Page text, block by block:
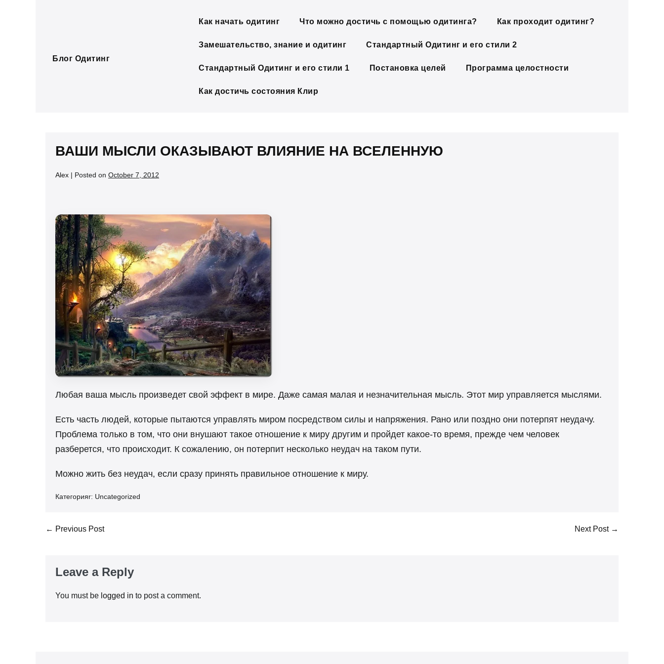
Блог Одитинг
Как начать одитинг Что можно достичь с помощью одитинга? Как проходит одитинг?
Замешательство, знание и одитинг Стандартный Одитинг и его стили 2
Стандартный Одитинг и его стили 1 Постановка целей Программа целостности
Как достичь состояния Клир
ВАШИ МЫСЛИ ОКАЗЫВАЮТ ВЛИЯНИЕ НА ВСЕЛЕННУЮ
Alex | Posted on October 7, 2012
Любая ваша мысль произведет свой эффект в мире. Даже самая малая и незначительная мысль. Этот мир управляется мыслями.
Есть часть людей, которые пытаются управлять миром посредством силы и напряжения. Рано или поздно они потерпят неудачу.
Проблема только в том, что они внушают такое отношение к миру другим и пройдет какое-то время, прежде чем человек
разберется, что происходит. К сожалению, он потерпит несколько неудач на таком пути.
Можно жить без неудач, если сразу принять правильное отношение к миру.
Категорияr: Uncategorized
Post
← Previous Post Next Post →
Leave a Reply
You must be logged in to post a comment.